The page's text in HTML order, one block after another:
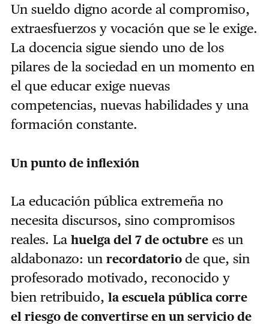
Un sueldo digno acorde al compromiso,
extraesfuerzos y vocación que se le exige.
La docencia sigue siendo uno de los
pilares de la sociedad en un momento en
el que educar exige nuevas
competencias, nuevas habilidades y una
formación constante.
Un punto de inflexión
La educación pública extremeña no
necesita discursos, sino compromisos
reales. La huelga del 7 de octubrees un
aldabonazo: un recordatorio de que, sin
profesorado motivado, reconocido y
bien retribuido, la escuela pública corre
el riesgo de convertirse en un servicio de